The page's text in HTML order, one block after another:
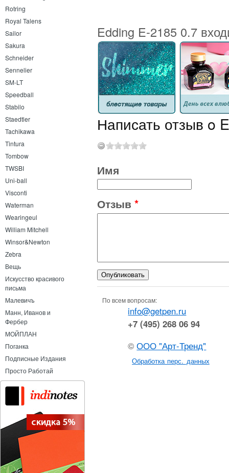
Rotring
Royal Talens
Sailor
Sakura
Schneider
Sennelier
SM-LT
Speedball
Stabilo
Staedtler
Tachikawa
Tintura
Tombow
TWSBI
Uni-ball
Visconti
Waterman
Wearingeul
William Mitchell
Winsor&Newton
Zebra
Вещь
Искусство красивого
письма
Малевичъ
Манн, Иванов и
Фербер
МОЙПЛАН
Поганка
Подписные Издания
Просто Работай
Edding E-2185 0.7
Написать отзыв o
Имя
Отзыв *
По всем вопросам:
info@getpen.ru
+7 (495) 268 06 94
©ООО "Арт-Тренд"
Обработка перс. данных